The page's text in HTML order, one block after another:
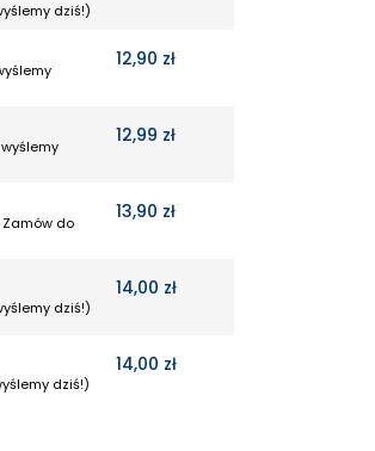
dziś!)
12,90 zł
12,99 zł
Zamów do
13,90 zł
dziś!)
14,00 zł
dziś!)
14,00 zł